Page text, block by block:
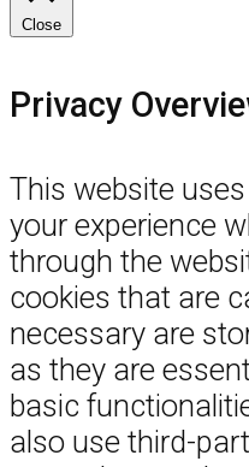
Close
Privacy
This website
your experience
through the
cookies that are
necessary are
as they are
basic
also use third-